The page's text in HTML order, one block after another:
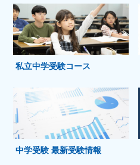
私立中学受験コース
中学受験 最新受験情報